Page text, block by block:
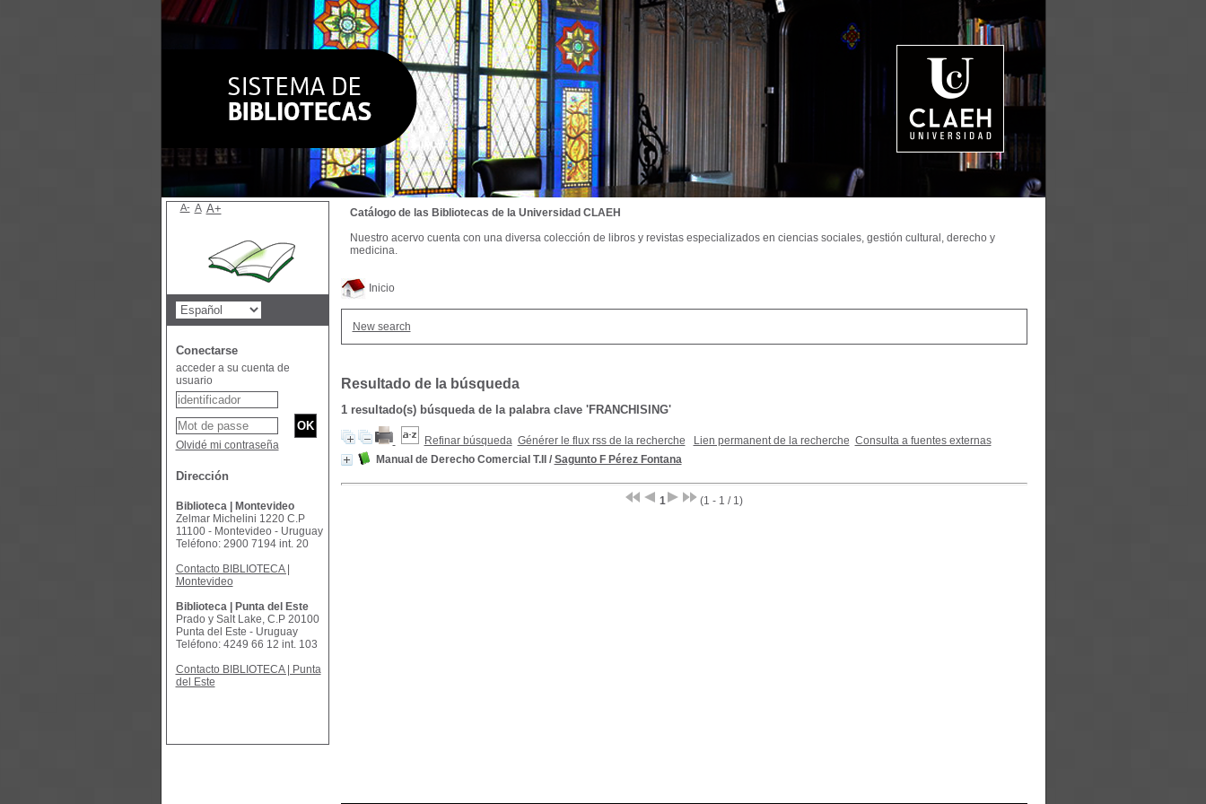
Inicio
New search
Resultado de la búsqueda
1 resultado(s) búsqueda de la palabra clave 'FRANCHISING'
Refinar búsqueda Générer le flux rss de la recherche Lien permanent de la recherche Consulta a fuentes externas
Manual de Derecho Comercial T.II
/ Sagunto F Pérez Fontana
1 (1 - 1 / 1)
Catálogo de las Bibliotecas de la Universidad CLAEH
Nuestro acervo cuenta con una diversa colección de libros y revistas especializados en ciencias sociales, gestión cultural, derecho y
medicina.
A- A A+
Conectarse
acceder a su cuenta de
usuario
Olvidé mi contraseña
Dirección
Biblioteca | Montevideo
Zelmar Michelini 1220 C.P
11100 - Montevideo - Uruguay
Teléfono: 2900 7194 int. 20
Contacto BIBLIOTECA |
Montevideo
Biblioteca | Punta del Este
Prado y Salt Lake, C.P 20100
Punta del Este - Uruguay
Teléfono: 4249 66 12 int. 103
Contacto BIBLIOTECA | Punta
del Este